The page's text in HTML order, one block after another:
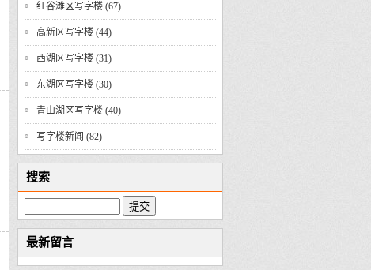
红谷滩区写字楼 (67)
高新区写字楼 (44)
西湖区写字楼 (31)
东湖区写字楼 (30)
青山湖区写字楼 (40)
写字楼新闻 (82)
搜索
最新留言